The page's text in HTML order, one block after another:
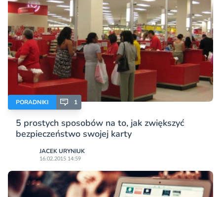
PORADNIKI 1
5 prostych sposobów na to, jak zwiększyć
bezpieczeństwo swojej karty
JACEK URYNIUK
16.02.2015 14:59